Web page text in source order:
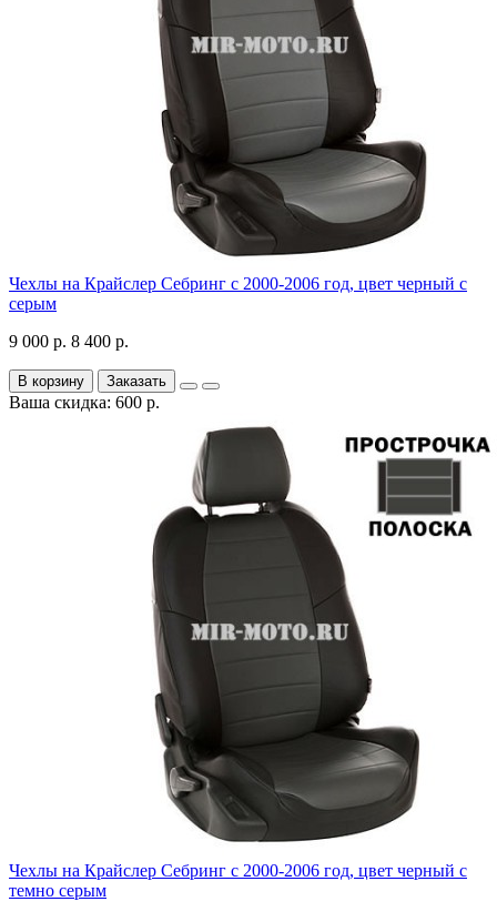
Чехлы на Крайслер Себринг с 2000-2006 год, цвет черный с
серым
9 000 р. 8 400 р.
В корзину Заказать
Ваша скидка: 600 р.
Чехлы на Крайслер Себринг с 2000-2006 год, цвет черный с
темно серым